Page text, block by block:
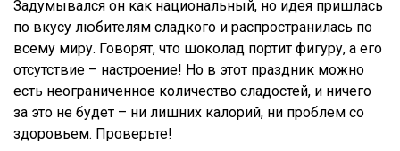
Задумывался он как национальный, но идея пришлась
по вкусу любителям сладкого и распространилась по
всему миру. Говорят, что шоколад портит фигуру, а его
отсутствие – настроение! Но в этот праздник можно
есть неограниченное количество сладостей, и ничего
за это не будет – ни лишних калорий, ни проблем со
здоровьем. Проверьте!